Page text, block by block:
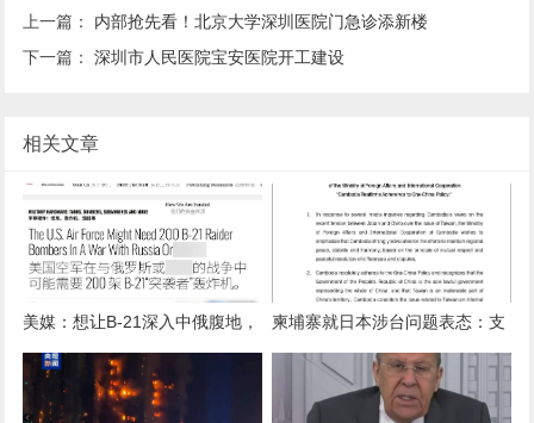
上一篇： 内部抢先看！北京大学深圳医院门急诊添新楼
下一篇：深圳市人民医院宝安医院开工建设
相关文章
美媒：想让B-21深入中俄腹地，
自由出入肆意轰炸，100架远远
不够
柬埔寨就日本涉台问题表态：支
持中国在台湾问题上的原则立场